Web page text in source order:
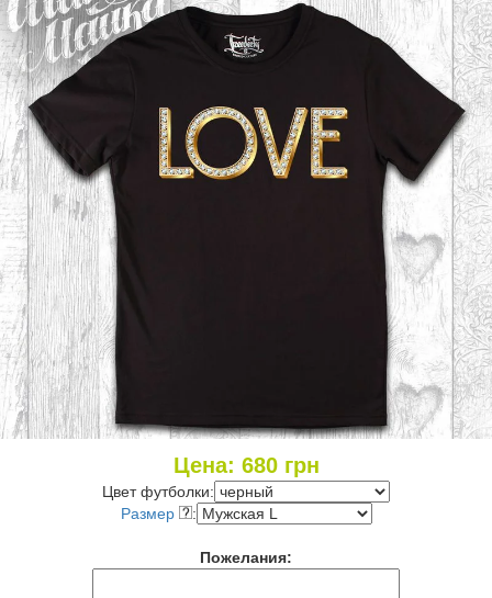
Цена: 680грн
Цвет футболки:
Размер
:
Пожелания: